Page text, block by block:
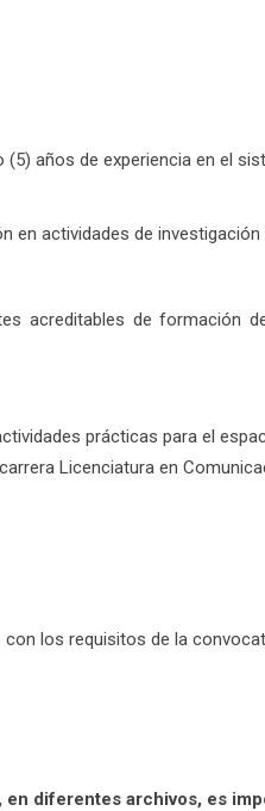
años de experiencia en el
en actividades de investigación
acreditables de formación
prácticas para el
Licenciatura en
los requisitos de la
diferentes archivos, es